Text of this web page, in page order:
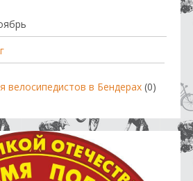
велосипедистов в Бендерах (0)